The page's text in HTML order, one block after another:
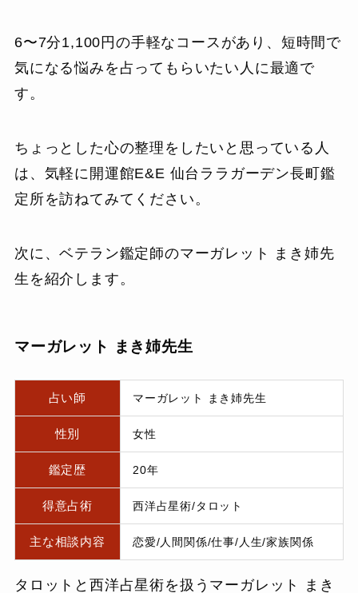
6〜7分1,100円の手軽なコースがあり、短時間で
気になる悩みを占ってもらいたい人に最適で
す。
ちょっとした心の整理をしたいと思っている人
は、気軽に開運館E&E 仙台ララガーデン長町鑑
定所を訪ねてみてください。
次に、ベテラン鑑定師のマーガレット まき姉先
生を紹介します。
マーガレット まき姉先生
占い師 マーガレット まき姉先生
性別 女性
鑑定歴 20年
得意占術 西洋占星術/タロット
主な相談内容 恋愛/人間関係/仕事/人生/家族関係
タロットと西洋占星術を扱うマーガレット まき